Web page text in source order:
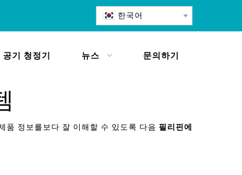
한국어
공기 청정기 뉴스 문의하기
품 정보를보다 잘 이해할 수 있도록 다음 필리핀에